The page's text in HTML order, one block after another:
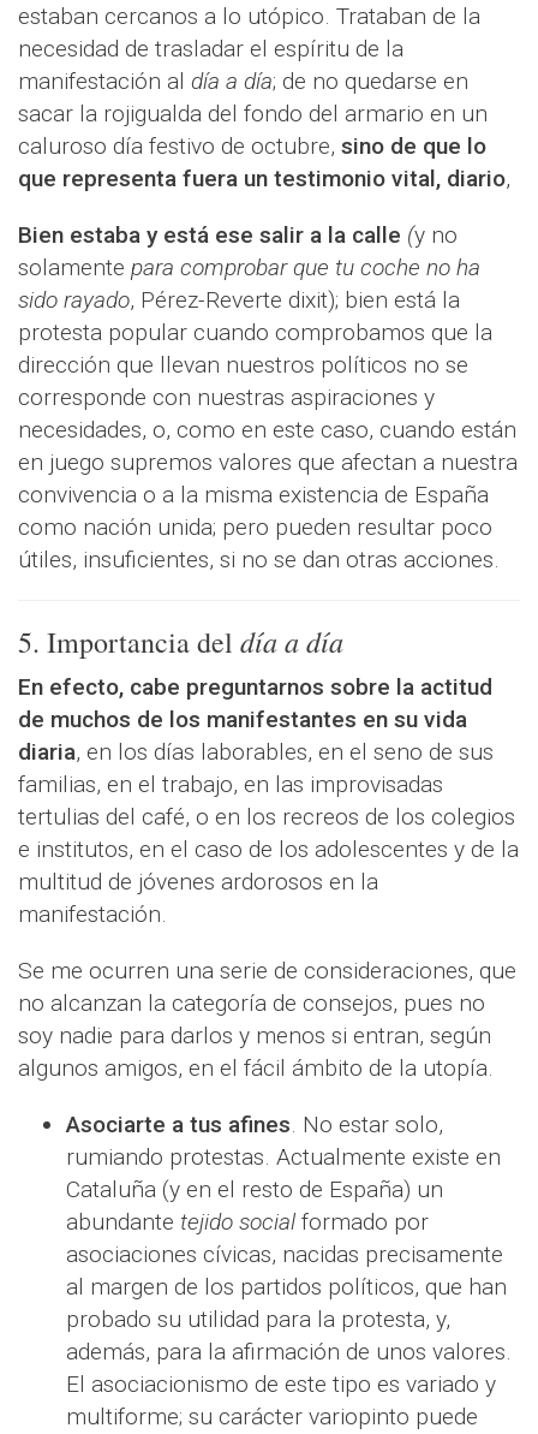
estaban cercanos a lo utópico. Trataban de la
necesidad de trasladar el espíritu de la
manifestación al día a día; de no quedarse en
sacar la rojigualda del fondo del armario en un
caluroso día festivo de octubre, sino de que lo
que representa fuera un testimonio vital, diario,
Bien estaba y está ese salir a la calle (y no
solamente para comprobar que tu coche no ha
sido rayado, Pérez-Reverte dixit); bien está la
protesta popular cuando comprobamos que la
dirección que llevan nuestros políticos no se
corresponde con nuestras aspiraciones y
necesidades, o, como en este caso, cuando están
en juego supremos valores que afectan a nuestra
convivencia o a la misma existencia de España
como nación unida; pero pueden resultar poco
útiles, insuficientes, si no se dan otras acciones.
5. Importancia del día a día
En efecto, cabe preguntarnos sobre la actitud
de muchos de los manifestantes en su vida
diaria, en los días laborables, en el seno de sus
familias, en el trabajo, en las improvisadas
tertulias del café, o en los recreos de los colegios
e institutos, en el caso de los adolescentes y de la
multitud de jóvenes ardorosos en la
manifestación.
Se me ocurren una serie de consideraciones, que
no alcanzan la categoría de consejos, pues no
soy nadie para darlos y menos si entran, según
algunos amigos, en el fácil ámbito de la utopía.
Asociarte a tus afines. No estar solo,
rumiando protestas. Actualmente existe en
Cataluña (y en el resto de España) un
abundante tejido social formado por
asociaciones cívicas, nacidas precisamente
al margen de los partidos políticos, que han
probado su utilidad para la protesta, y,
además, para la afirmación de unos valores.
El asociacionismo de este tipo es variado y
multiforme; su carácter variopinto puede